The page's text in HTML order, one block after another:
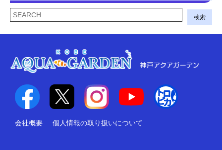
検索
会社概要 個人情報の取り扱いについて